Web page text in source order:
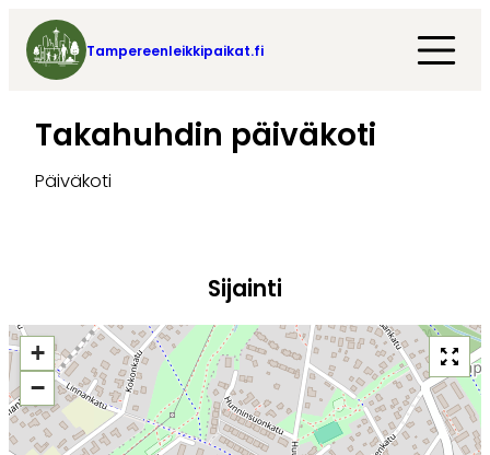
Tampereenleikkipaikat.fi
Takahuhdin päiväkoti
Päiväkoti
Sijainti
+
−